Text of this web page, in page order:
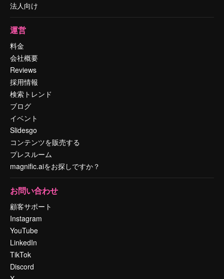
法人向け
運営
料金
会社概要
Reviews
採用情報
検索トレンド
ブログ
イベント
Slidesgo
コンテンツを販売する
プレスルーム
magnific.aiをお探しですか？
お問い合わせ
顧客サポート
Instagram
YouTube
LinkedIn
TikTok
Discord